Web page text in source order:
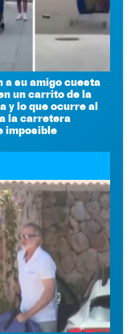
a su amigo cuesta
un carrito de la
y lo que ocurre al
la carretera
imposible